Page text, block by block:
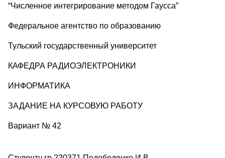
“Численное интегрирование методом Гаусса”
Федеральное агентство по образованию
Тульский государственный университет
КАФЕДРА РАДИОЭЛЕКТРОНИКИ
ИНФОРМАТИКА
ЗАДАНИЕ НА КУРСОВУЮ РАБОТУ
Вариант № 42